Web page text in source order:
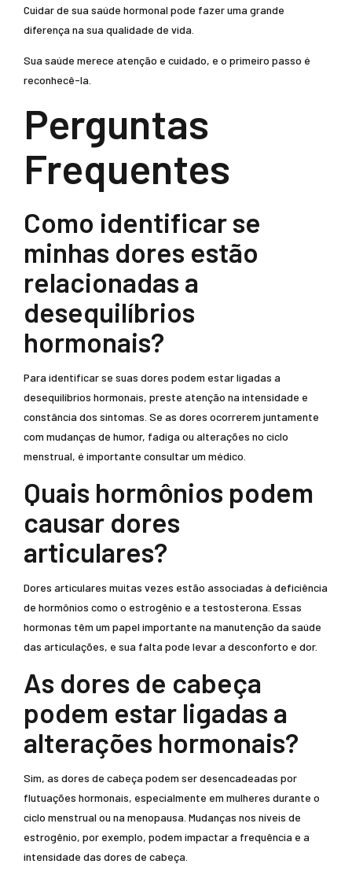
Cuidar de sua saúde hormonal pode fazer uma grande
diferença na sua qualidade de vida.
Sua saúde merece atenção e cuidado, e o primeiro passo é
reconhecê-la.
Perguntas
Frequentes
Como identificar se
minhas dores estão
relacionadas a
desequilíbrios
hormonais?
Para identificar se suas dores podem estar ligadas a
desequilíbrios hormonais, preste atenção na intensidade e
constância dos sintomas. Se as dores ocorrerem juntamente
com mudanças de humor, fadiga ou alterações no ciclo
menstrual, é importante consultar um médico.
Quais hormônios podem
causar dores
articulares?
Dores articulares muitas vezes estão associadas à deficiência
de hormônios como o estrogênio e a testosterona. Essas
hormonas têm um papel importante na manutenção da saúde
das articulações, e sua falta pode levar a desconforto e dor.
As dores de cabeça
podem estar ligadas a
alterações hormonais?
Sim, as dores de cabeça podem ser desencadeadas por
flutuações hormonais, especialmente em mulheres durante o
ciclo menstrual ou na menopausa. Mudanças nos níveis de
estrogênio, por exemplo, podem impactar a frequência e a
intensidade das dores de cabeça.